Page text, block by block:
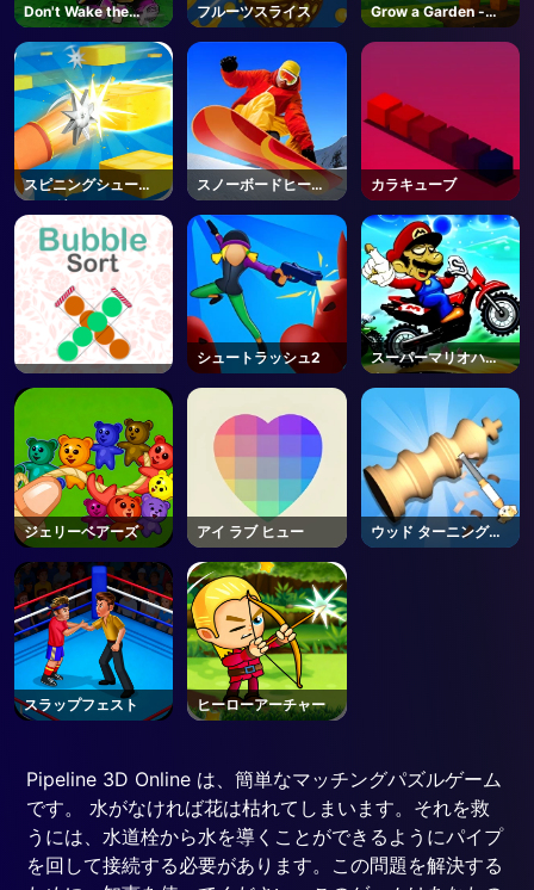
Don't Wake the
Brainrots! - Roblox
フルーツスライス
Grow a Garden -
Unblocked Online
スピニングシューテ
ィング
スノーボードヒーロ
ー
カラキューブ
シュートラッシュ2
スーパーマリオハロ
ウィンウィリー
ジェリーベアーズ アイ ラブ ヒュー
ウッド ターニング
3D
スラップフェスト ヒーローアーチャー
Pipeline 3D Online は、簡単なマッチングパズルゲーム
です。 水がなければ花は枯れてしまいます。それを救
うには、水道栓から水を導くことができるようにパイプ
を回して接続する必要があります。この問題を解決する